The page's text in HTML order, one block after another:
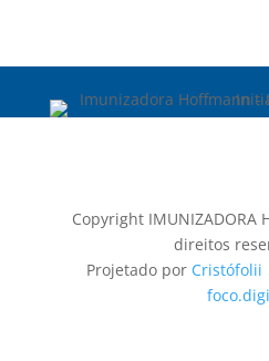
Copyright IMUNIZADORA
direitos
Projetado por Cristófolii